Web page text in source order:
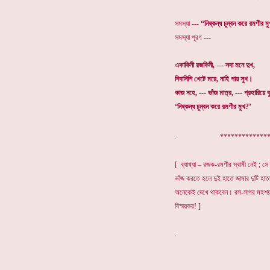
.
[ ব্যাখ্যা – রজক-রমণীর স্বামী নেই ;
ভাঁজ করতে হলে দুই হাতে জামার দুটি
অনেকেই দেখে থাকবেন। রস-সাগর
বিস্ময়কর! ]
সমস্যা --- “নিষ্কন্ধ চুম্বন করে রমণীর
সমস্যা পূরণ ---
একাকিনী রজকিনী, --- সদা মনে দুখ,
দিবানিশি খেটে মরে, নাহি পায় সুখ।
কাজ নহে, --- ভাঁজ মাত্র, --- প্রহারিয়ে
‘নিষ্কন্ধ চুম্বন করে রমণীর মুখ?’